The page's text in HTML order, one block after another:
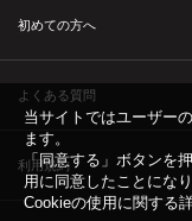
初めての方へ
よくある質問
利用規約
当サイトではユーザー
ます。
「同意する」ボタンを
用に同意したことになり
Cookieの使用に関する